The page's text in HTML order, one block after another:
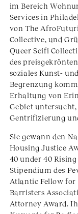
im Bereich
Services in
von The
Collective, und
Queer Scifi
des
soziales Kunst-
Begrenzung
Erhaltung von
Gebiet
Gentrifizierung
Sie gewann den
Housing Justice
40 under 40
Stipendium des
Atlantic Fellow for
Barristers
Attorney Award.